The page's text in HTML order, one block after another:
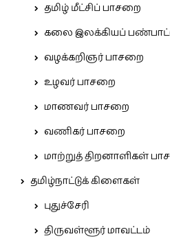
தமிழ் மீட்சிப் பாசறை
கலை இலக்கியப்
வழக்கறிஞர் பாசறை
உழவர் பாசறை
மாணவர் பாசறை
வணிகர் பாசறை
மாற்றுத் திறனாளிகள்
தமிழ்நாட்டுக் கிளைகள்
புதுச்சேரி
திருவள்ளூர் மாவட்டம்